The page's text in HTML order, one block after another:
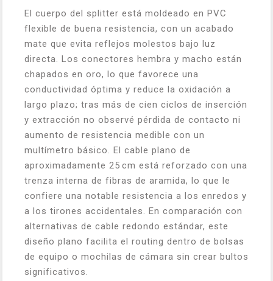
El cuerpo del splitter está moldeado en PVC
flexible de buena resistencia, con un acabado
mate que evita reflejos molestos bajo luz
directa. Los conectores hembra y macho están
chapados en oro, lo que favorece una
conductividad óptima y reduce la oxidación a
largo plazo; tras más de cien ciclos de inserción
y extracción no observé pérdida de contacto ni
aumento de resistencia medible con un
multímetro básico. El cable plano de
aproximadamente 25 cm está reforzado con una
trenza interna de fibras de aramida, lo que le
confiere una notable resistencia a los enredos y
a los tirones accidentales. En comparación con
alternativas de cable redondo estándar, este
diseño plano facilita el routing dentro de bolsas
de equipo o mochilas de cámara sin crear bultos
significativos.